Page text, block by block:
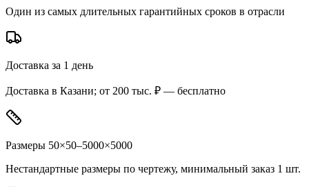
Один из самых длительных гарантийных сроков в отрасли
Доставка за 1 день
Доставка в Казани; от 200 тыс. ₽ — бесплатно
Размеры 50×50–5000×5000
Нестандартные размеры по чертежу, минимальный заказ 1 шт.